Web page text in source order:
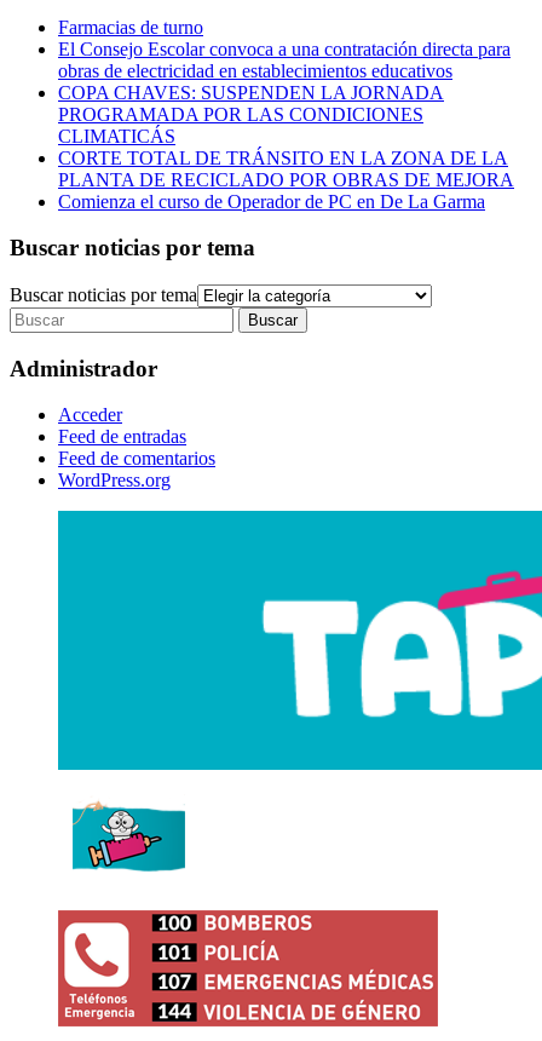
Farmacias de turno
El Consejo Escolar convoca a una contratación directa para
obras de electricidad en establecimientos educativos
COPA CHAVES: SUSPENDEN LA JORNADA
PROGRAMADA POR LAS CONDICIONES
CLIMATICÁS
CORTE TOTAL DE TRÁNSITO EN LA ZONA DE LA
PLANTA DE RECICLADO POR OBRAS DE MEJORA
Comienza el curso de Operador de PC en De La Garma
Buscar noticias por tema
Buscar noticias por tema
Administrador
Acceder
Feed de entradas
Feed de comentarios
WordPress.org